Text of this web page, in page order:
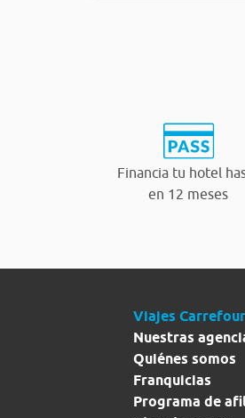
Financia tu hotel
en 12 meses
Viajes Carrefour
Nuestras
Quiénes somos
Franquicias
Programa de